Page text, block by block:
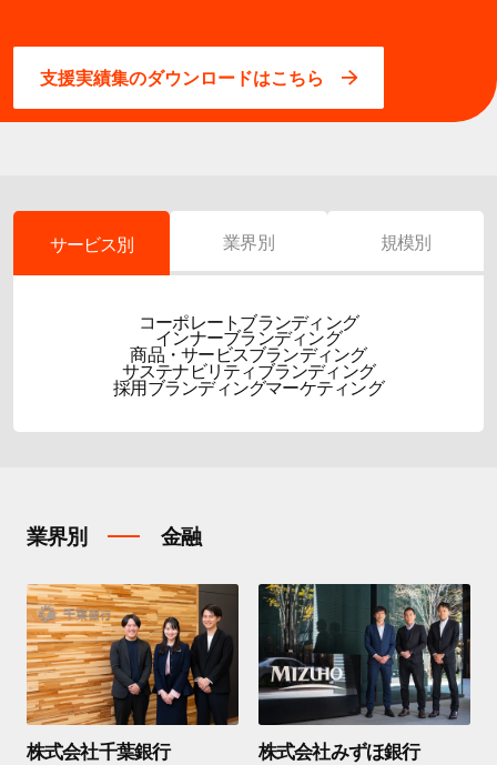
支援実績集のダウンロードはこちら
サービス別 業界別 規模別
コーポレートブランディング
インナーブランディング
商品・サービスブランディング
サステナビリティブランディング
採用ブランディングマーケティング
業界別 金融
株式会社千葉銀行 株式会社みずほ銀行